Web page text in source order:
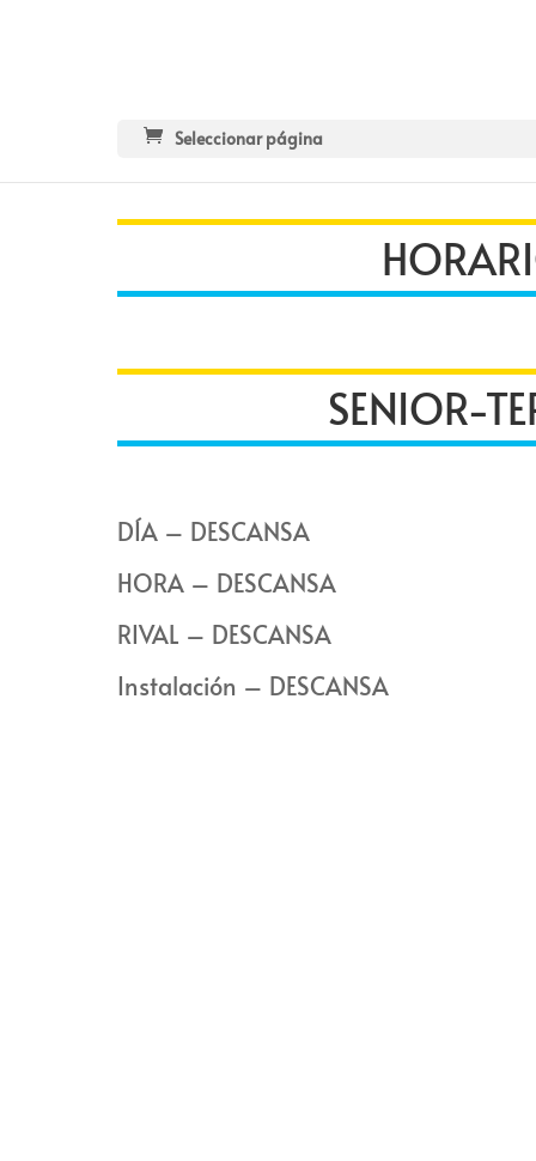
Seleccionar página
SENIOR-
DÍA – DESCANSA
HORA – DESCANSA
RIVAL – DESCANSA
Instalación – DESCANSA